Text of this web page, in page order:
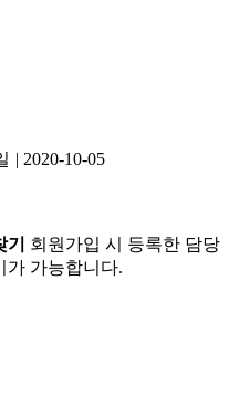
| 2020-10-05
회원가입 시 등록한 담당
가 가능합니다.